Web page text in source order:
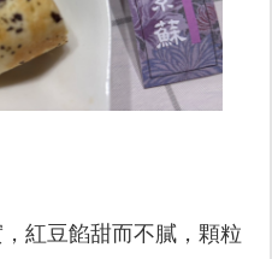
紅豆餡甜而不膩，顆粒